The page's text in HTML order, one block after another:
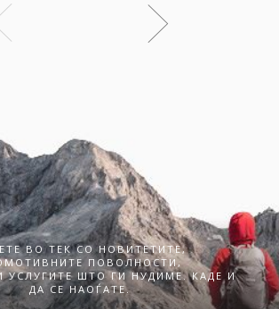
ВО ТЕК СО НОВИТЕТИТЕ,
ПОВОЛНОСТИ,
УСЛУГИТЕ ШТО ГИ НУДИМЕ. КАДЕ И
ДА СЕ НАОЃАТЕ.